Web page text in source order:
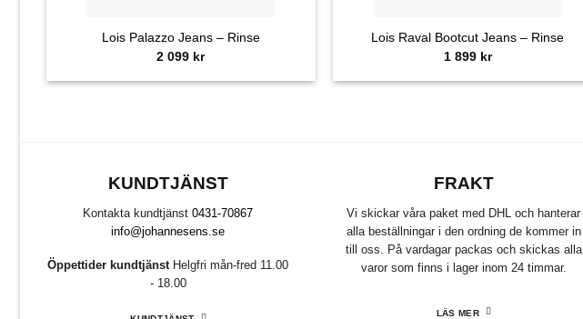
Lois Palazzo Jeans – Rinse
2 099 kr
Lois Raval Bootcut Jeans – Rinse
1 899 kr
KUNDTJÄNST
Kontakta kundtjänst 0431-70867
info@johannesens.se
Öppettider kundtjänst Helgfri mån-fred 11.00
- 18.00
FRAKT
Vi skickar våra paket med DHL och hanterar
alla beställningar i den ordning de kommer in
till oss. På vardagar packas och skickas alla
varor som finns i lager inom 24 timmar.
LÄS MER